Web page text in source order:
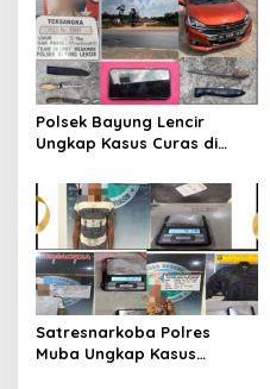
Dilakukan
Polsek Bayung Lencir
Ungkap Kasus Curas di
Satu Pelaku Ditangkap Dua
Masih Diburu
Satresnarkoba Polres
Muba Ungkap Kasus